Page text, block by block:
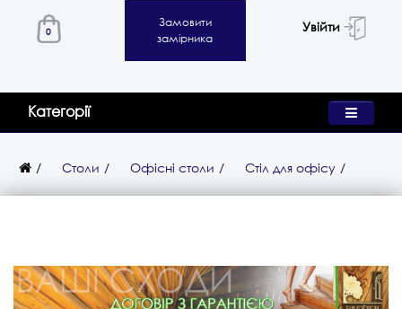
0
Замовити
замірника
Увійти
Категорії
Столи Офісні столи Стіл для офісу